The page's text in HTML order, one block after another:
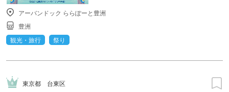
アーバンドック ららぽーと豊洲
豊洲
観光・旅行
祭り
東京都 台東区